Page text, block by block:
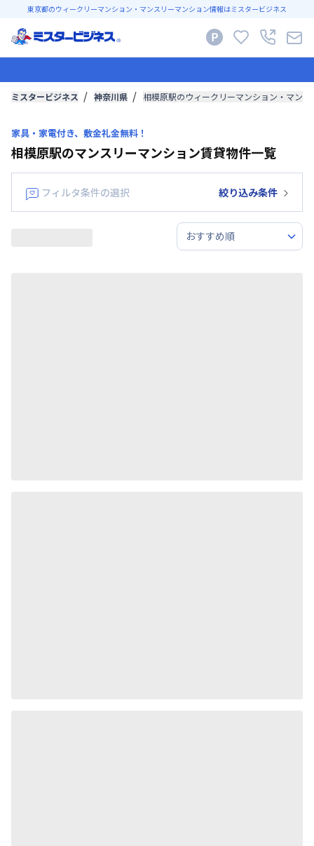
東京都のウィークリーマンション・マンスリーマンション情報はミスタービジネス
ミスタービジネス 神奈川県 相模原駅のウィークリーマンション・マン
家具・家電付き、敷金礼金無料！
相模原駅のマンスリーマンション賃貸物件一覧
フィルタ条件の選択 絞り込み条件